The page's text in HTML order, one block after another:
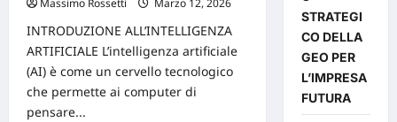
INTRODUZIONE ALL’INTELLIGENZA
ARTIFICIALE L’intelligenza artificiale
(AI) è come un cervello tecnologico
che permette ai computer di
pensare...
STRATEGI
CO DELLA
GEO PER
L’IMPRESA
FUTURA